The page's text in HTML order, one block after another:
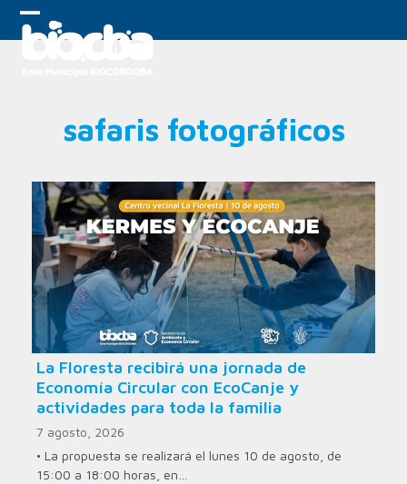
Skip
Open
Close
safaris fotográficos
La Floresta recibirá una jornada de
Economía Circular con EcoCanje y
actividades para toda la familia
7 agosto, 2026
• La propuesta se realizará el lunes 10 de agosto, de
15:00 a 18:00 horas, en…